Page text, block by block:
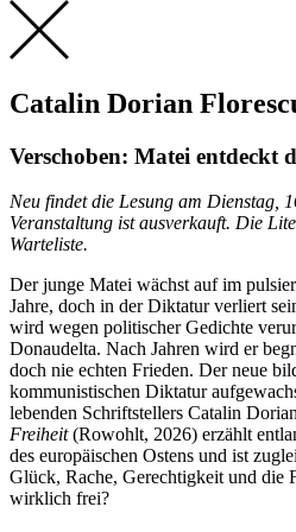
Catalin Dorian
Verschoben: Matei entdeckt
Neu findet die Lesung am Dienstag,
Veranstaltung ist ausverkauft. Die
Warteliste.
Der junge Matei wächst auf im
Jahre, doch in der Diktatur verliert
wird wegen politischer Gedichte
Donaudelta. Nach Jahren wird er
doch nie echten Frieden. Der neue
kommunistischen Diktatur
lebenden Schriftstellers Catalin
Freiheit(Rowohlt, 2026) erzählt
des europäischen Ostens und ist
Glück, Rache, Gerechtigkeit und die
wirklich frei?